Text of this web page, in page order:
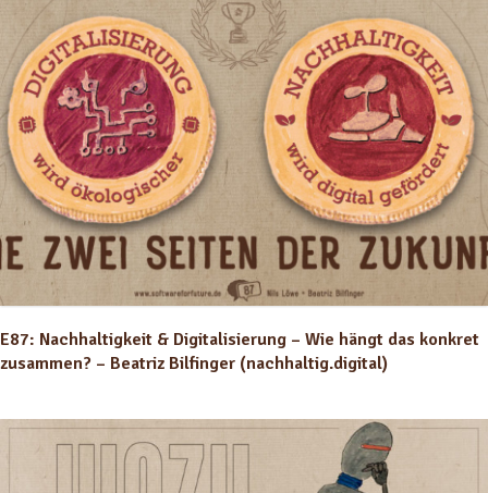
E87: Nachhaltigkeit & Digitalisierung – Wie hängt das konkret
zusammen? – Beatriz Bilfinger (nachhaltig.digital)